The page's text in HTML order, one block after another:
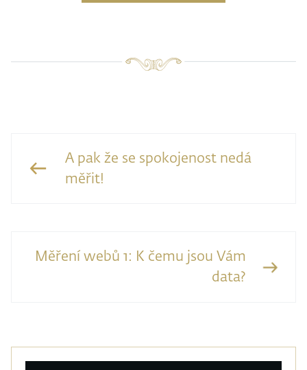
A pak že se spokojenost nedá
měřit!
Měření webů 1: K čemu jsou Vám
data?